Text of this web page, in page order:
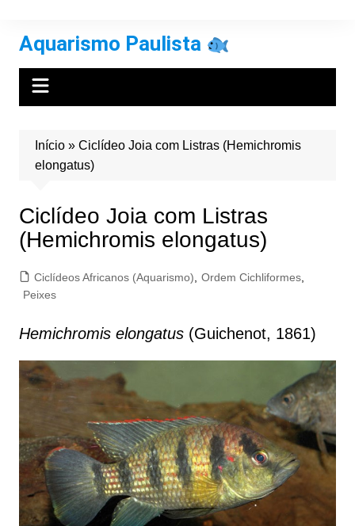
conteúdo
Aquarismo Paulista
Início» Ciclídeo Joia com Listras (Hemichromis
elongatus)
Ciclídeo Joia com Listras
(Hemichromis elongatus)
Ciclídeos Africanos (Aquarismo) Ordem Cichliformes,
Peixes
Hemichromis elongatus (Guichenot, 1861)